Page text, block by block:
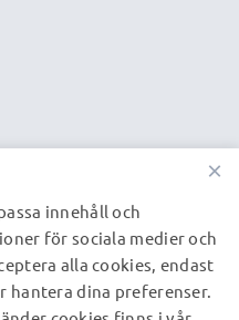
×
innehåll och
för sociala medier och
alla cookies, endast
hantera dina preferenser.